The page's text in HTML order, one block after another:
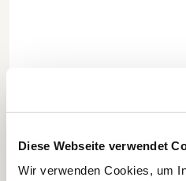
Diese Webseite verwendet
Wir verwenden Cookies, um